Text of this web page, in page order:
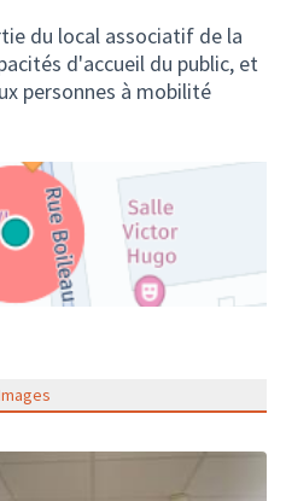
du local associatif de la
d'accueil du public, et
personnes à mobilité